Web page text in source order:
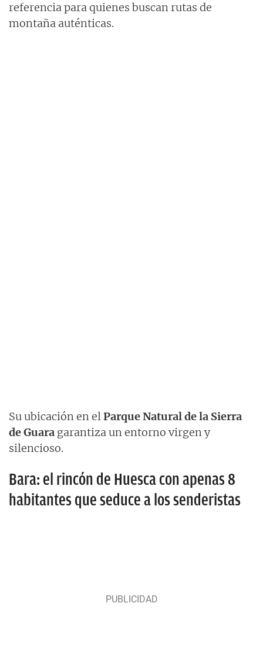
referencia para quienes buscan rutas de
montaña auténticas.
Su ubicación en elParque Natural de la Sierra
de Guara garantiza un entorno virgen y
silencioso.
Bara: el rincón de Huesca con apenas 8
habitantes que seduce a los senderistas